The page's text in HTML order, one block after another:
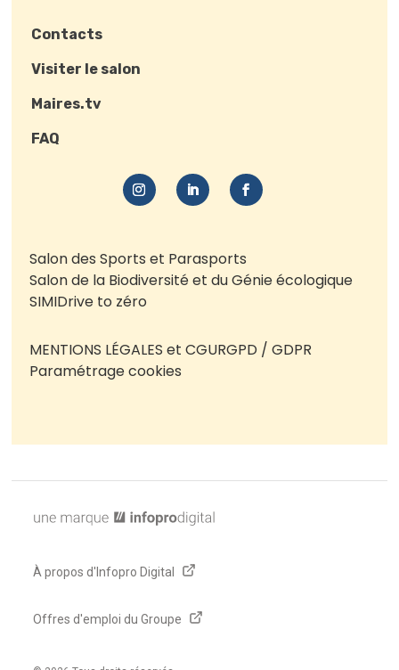
Contacts
Visiter le salon
Maires.tv
FAQ
Salon des Sports et Parasports
Salon de la Biodiversité et du Génie écologique
SIMIDrive to zéro
MENTIONS LÉGALES et CGURGPD / GDPR
Paramétrage cookies